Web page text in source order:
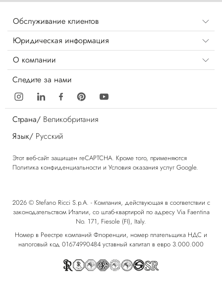
Обслуживание клиентов
Юридическая информация
О компании
Следите за нами
Страна/ Великобритания
Язык/ Русский
Этот веб-сайт защищен reCAPTCHA. Кроме того, применяются
Политика конфиденциальности и Условия оказания услуг Google.
2026 © Stefano Ricci S.p.A. - Компания, действующая в соответствии с
законодательством Италии, со штаб-квартирой по адресу Via Faentina
No. 171, Fiesole (FI), Italy.
Номер в Реестре компаний Флоренции, номер плательщика НДС и
налоговый код 01674990484 уставный капитал в евро 3.000.000